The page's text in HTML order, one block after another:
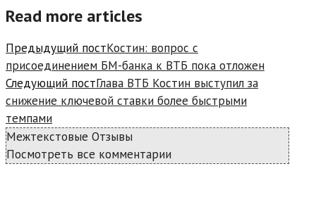
Read more articles
Предыдущий постКостин: вопрос с
присоединением БМ-банка к ВТБ пока отложен
Следующий постГлава ВТБ Костин выступил за
снижение ключевой ставки более быстрыми
темпами
Межтекстовые Отзывы
Посмотреть все комментарии